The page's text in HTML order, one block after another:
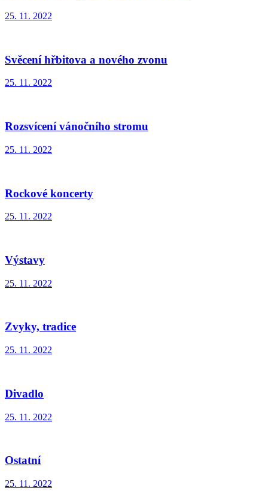
25. 11. 2022
Svěcení hřbitova a nového zvonu
25. 11. 2022
Rozsvícení vánočního stromu
25. 11. 2022
Rockové koncerty
25. 11. 2022
Výstavy
25. 11. 2022
Zvyky, tradice
25. 11. 2022
Divadlo
25. 11. 2022
Ostatní
25. 11. 2022